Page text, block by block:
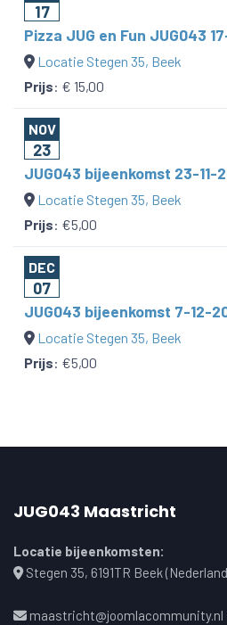
17
Pizza JUG en Fun JUG043
Locatie Stegen 35, Beek
Prijs: € 15,00
NOV
23
JUG043 bijeenkomst 23-11-
Locatie Stegen 35, Beek
Prijs: €5,00
DEC
07
JUG043 bijeenkomst 7-12-
Locatie Stegen 35, Beek
Prijs: €5,00
JUG043 Maastricht
Locatie bijeenkomsten:
Stegen 35, 6191TR Beek
maastricht@joomlacommunity.nl